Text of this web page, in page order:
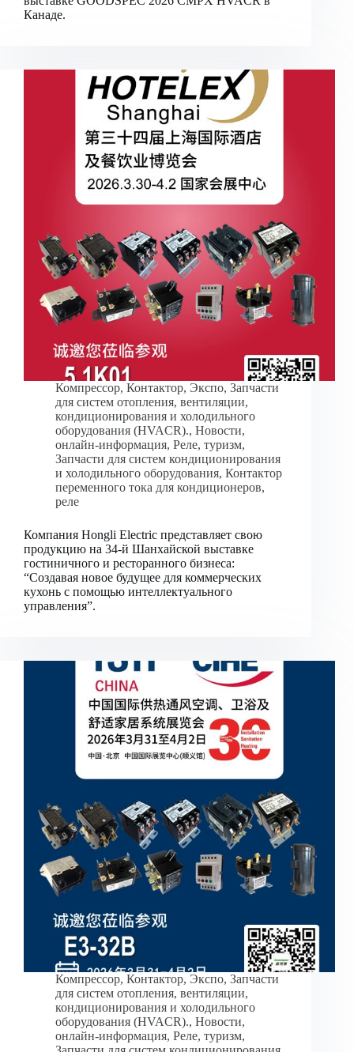
Канаде.
Компрессор, Контактор, Экспо, Запчасти
для систем отопления, вентиляции,
кондиционирования и холодильного
оборудования (HVACR)., Новости,
онлайн-информация, Реле, туризм,
Запчасти для систем кондиционирования
и холодильного оборудования, Контактор
переменного тока для кондиционеров,
реле
Компания Hongli Electric представляет свою
продукцию на 34-й Шанхайской выставке
гостиничного и ресторанного бизнеса:
“Создавая новое будущее для коммерческих
кухонь с помощью интеллектуального
управления”.
Компрессор, Контактор, Экспо, Запчасти
для систем отопления, вентиляции,
кондиционирования и холодильного
оборудования (HVACR)., Новости,
онлайн-информация, Реле, туризм,